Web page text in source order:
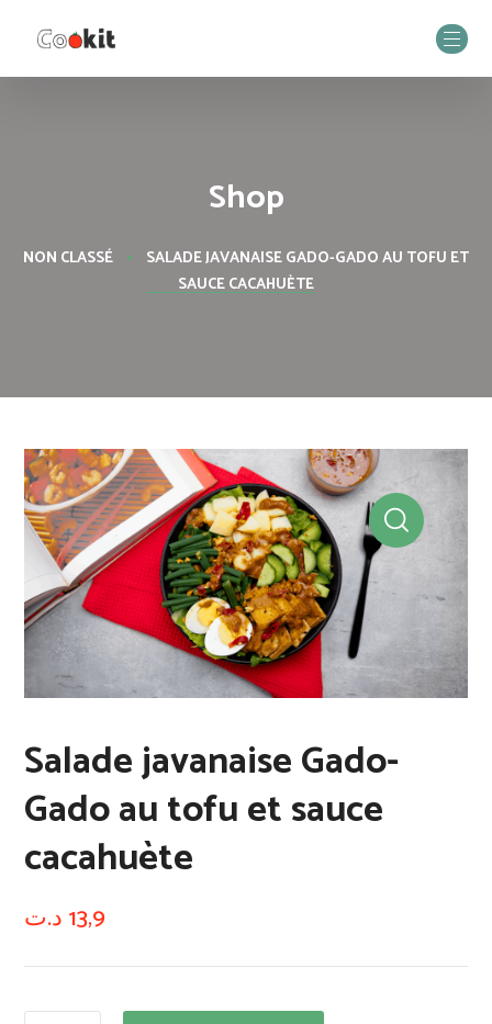
Shop
NON CLASSÉ
SALADE JAVANAISE GADO-GADO AU TOFU ET
SAUCE CACAHUÈTE​
Salade javanaise Gado-
Gado au tofu et sauce
cacahuète​
13,9 د.ت